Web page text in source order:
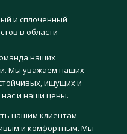
и сплоченный
в области
наших
Мы уважаем наших
ищущих и
и наши цены.
нашим клиентам
и комфортным. Мы